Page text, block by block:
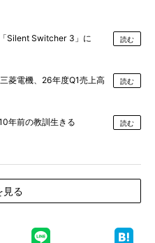
Silent Switcher 3」に
読む
菱電機、26年度Q1売上高
読む
年前の教訓生きる 読む
見る